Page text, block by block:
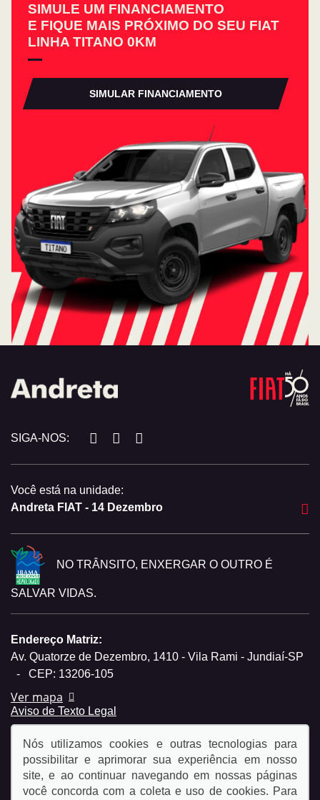
SIMULE UM FINANCIAMENTO
E FIQUE MAIS PRÓXIMO DO SEU FIAT
LINHA TITANO 0KM
SIMULAR FINANCIAMENTO
SIGA-NOS:
Você está na unidade:
Andreta FIAT - 14 Dezembro
NO TRÂNSITO, ENXERGAR O OUTRO É
SALVAR VIDAS.
Endereço Matriz:
Av. Quatorze de Dezembro, 1410 - Vila Rami - Jundiaí-SP
-
CEP: 13206-105
Ver mapa
Aviso de Texto Legal
Nós utilizamos cookies e outras tecnologias para
possibilitar e aprimorar sua experiência em nosso
site, e ao continuar navegando em nossas páginas
você concorda com a coleta e uso de cookies. Para